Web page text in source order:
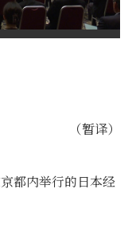
（暂译）
都内举行的日本经